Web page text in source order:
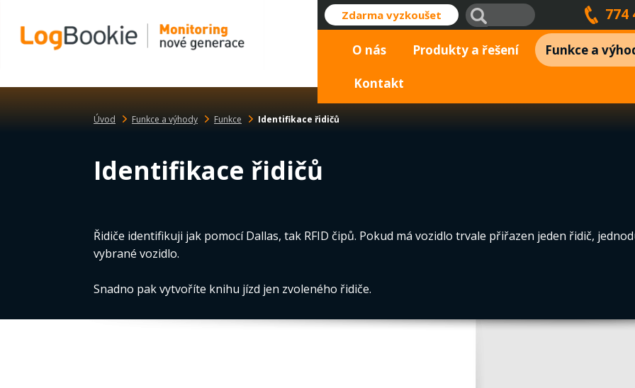
Zdarma vyzkoušet 774
O nás Produkty a řešení Funkce a
Kontakt
Úvod Funkce a výhody Funkce Identifikace řidičů
Identifikace řidičů
Řidiče identifikuji jak pomocí Dallas, tak RFID čipů. Pokud má vozidlo trvale přiřazen jeden řidič,
vybrané vozidlo.
Snadno pak vytvoříte knihu jízd jen zvoleného řidiče.